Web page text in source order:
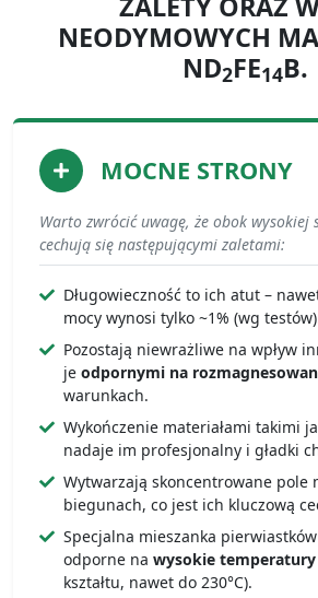
NEODYMOWYCH
ND2FE14B.
MOCNE STRONY
Warto zwrócić uwagę, że obok wysokiej
cechują się następującymi zaletami:
Długowieczność to ich atut –
mocy wynosi tylko ~1% (wg
Pozostają niewrażliwe na wpływ
je odpornymi na
warunkach.
Wykończenie materiałami takimi
nadaje im profesjonalny i gładki
Wytwarzają skoncentrowane pole
biegunach, co jest ich kluczową
Specjalna mieszanka
odporne na wysokie temperatury
kształtu, nawet do 230°C).